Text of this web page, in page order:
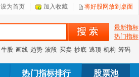
设为首页 加入收藏 将好股网放到桌面
最新指标
热门指标
牛股 画线 趋势 波段 买卖 抄底 逃顶 机构 筹码
热门指标排行 股票池